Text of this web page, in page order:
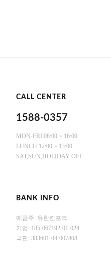
CALL CENTER
1588-0357
MON-FRI 08:00 ~ 16:00
LUNCH 12:00 ~ 13:00
SAT,SUN,HOLIDAY OFF
BANK INFO
예금주: 유한킨포크
기업: 185-067192-01-024
국민: 383601-04-007808